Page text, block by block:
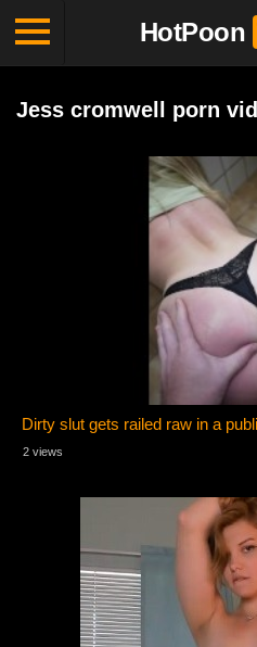
HotPoon
Jess cromwell porn
Dirty slut gets railed raw in a
2 views